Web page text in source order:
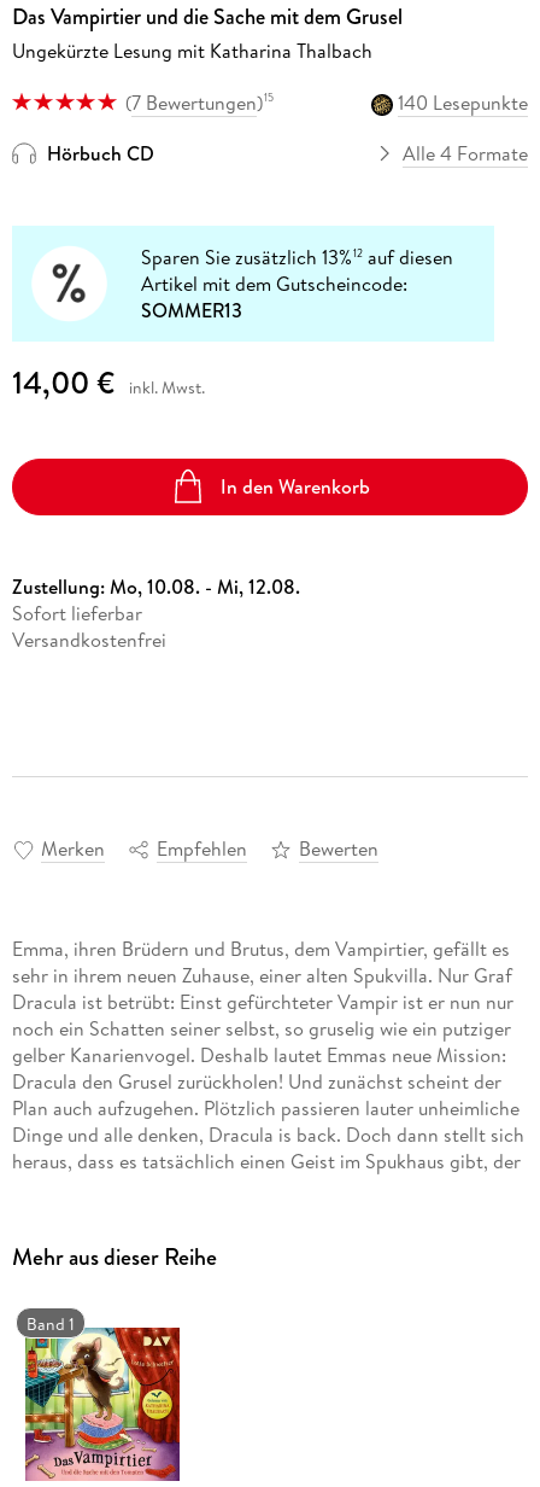
Das Vampirtier und die Sache mit dem Grusel
Ungekürzte Lesung mit Katharina Thalbach
(7 Bewertungen)15
140 Lesepunkte
Hörbuch CD
Alle 4 Formate
Sparen Sie zusätzlich 13%12 auf diesen
Artikel mit dem Gutscheincode:
SOMMER13
14,00 € inkl. Mwst.
In den Warenkorb
Zustellung:Mo, 10.08. - Mi, 12.08.
Sofort lieferbar
Versandkostenfrei
Merken Empfehlen Bewerten
Emma, ihren Brüdern und Brutus, dem Vampirtier, gefällt es
sehr in ihrem neuen Zuhause, einer alten Spukvilla. Nur Graf
Dracula ist betrübt: Einst gefürchteter Vampir ist er nun nur
noch ein Schatten seiner selbst, so gruselig wie ein putziger
gelber Kanarienvogel. Deshalb lautet Emmas neue Mission:
Dracula den Grusel zurückholen! Und zunächst scheint der
Plan auch aufzugehen. Plötzlich passieren lauter unheimliche
Dinge und alle denken, Dracula is back. Doch dann stellt sich
heraus, dass es tatsächlich einen Geist im Spukhaus gibt, der
min
Mehr aus dieser Reihe
Band 1